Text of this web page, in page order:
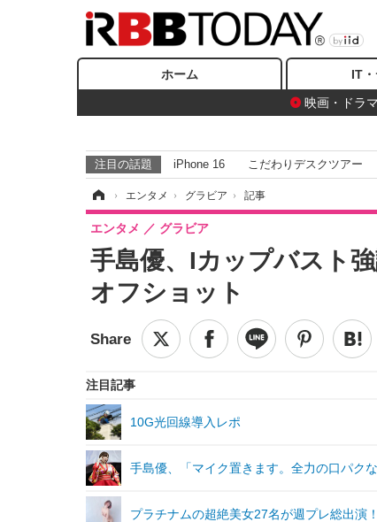
ホーム IT
映画・ドラマ
注目の話題 iPhone 16 こだわりデスクツアー
› エンタメ › グラビア › 記事
手島優、Iカップバスト
オフショット
エンタメ グラビア
注目記事
10G光回線導入レポ
手島優、「マイク置きます。全力の口パ
プラチナムの超絶美女27名が週プレ総出演